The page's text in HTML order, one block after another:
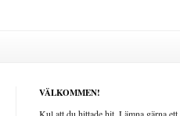
VÄLKOMMEN!